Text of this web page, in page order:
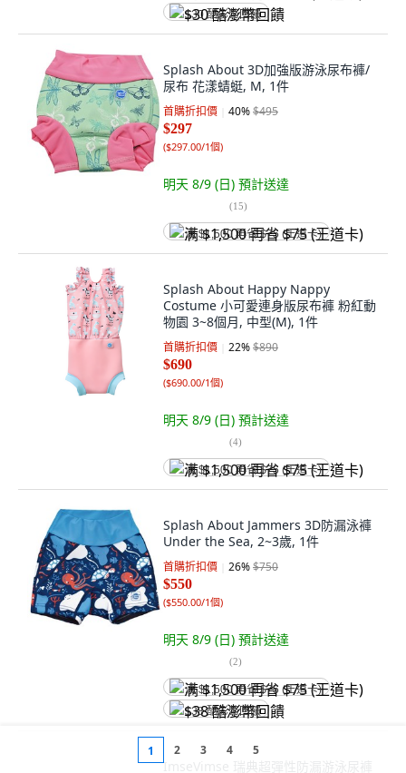
$30 酷澎幣回饋
Splash About 3D加強版游泳尿布褲/
尿布 花漾蜻蜓, M, 1件
首購折扣價 40%$495
$297
($297.00/1個)
明天 8/9 (日) 預計送達
(15)
满 $1,500 再省 $75 (王道卡)
Splash About Happy Nappy
Costume 小可愛連身版尿布褲 粉紅動
物園 3~8個月, 中型(M), 1件
首購折扣價 22%$890
$690
($690.00/1個)
明天 8/9 (日) 預計送達
(4)
满 $1,500 再省 $75 (王道卡)
Splash About Jammers 3D防漏泳褲
Under the Sea, 2~3歲, 1件
首購折扣價 26%$750
$550
($550.00/1個)
明天 8/9 (日) 預計送達
(2)
满 $1,500 再省 $75 (王道卡)
$38 酷澎幣回饋
ImseVimse 瑞典超彈性防漏游泳尿褲
1 2 3 4 5